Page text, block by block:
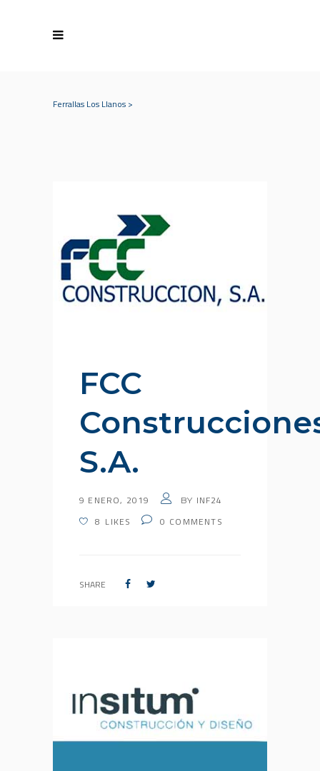
Ferrallas Los Llanos >
FCC
S.A.
9 ENERO, 2019 BY INF24
8 LIKES 0 COMMENTS
SHARE